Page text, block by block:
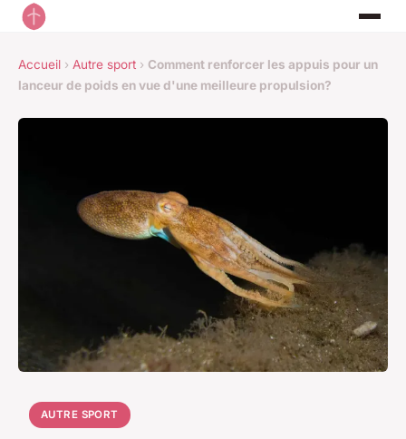
Accueil › Autre sport › Comment renforcer les appuis pour un
lanceur de poids en vue d'une meilleure propulsion?
AUTRE SPORT